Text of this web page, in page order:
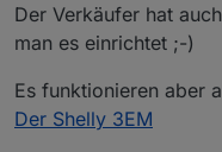
Der Verkäufer hat
man es einrichtet ;-)
Es funktionieren aber
Der Shelly 3EM